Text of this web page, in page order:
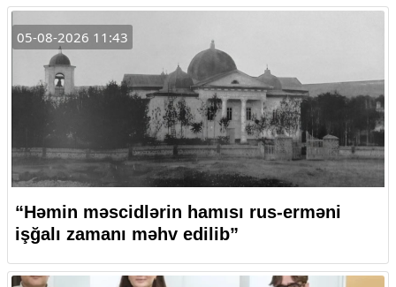
05-08-2026 11:43
“Həmin məscidlərin hamısı rus-erməni
işğalı zamanı məhv edilib”